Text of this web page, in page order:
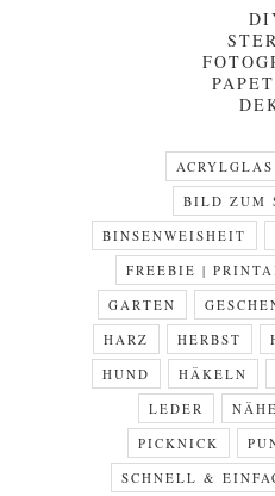
ACRYLGLAS
BILD ZUM
BINSENWEISHEIT
FREEBIE |
GARTEN
HARZ
HERBST
HUND
HÄKELN
LEDER
PICKNICK
SCHNELL &